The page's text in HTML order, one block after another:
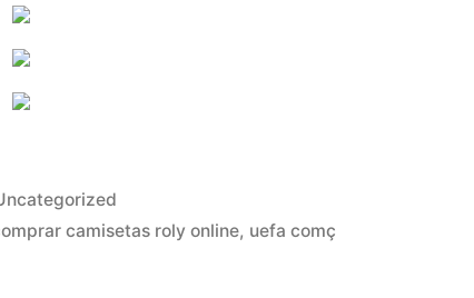
camisetas roly online, uefa comç